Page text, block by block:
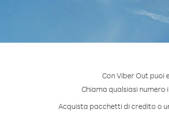
Con Viber Out
Chiama qualsiasi numero
Acquista pacchetti di credito o